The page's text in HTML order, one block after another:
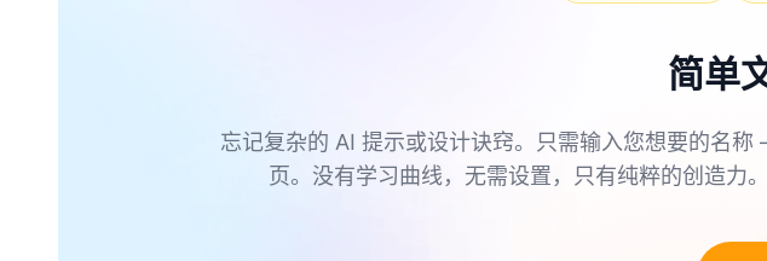
简单
忘记复杂的 AI 提示或设计诀窍。只需输入您想要的名
页。没有学习曲线，无需设置，只有纯粹的创造力